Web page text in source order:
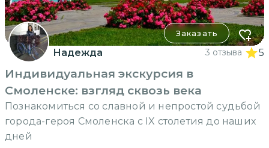
Заказать
Надежда 3 отзыва 5
Индивидуальная экскурсия в
Смоленске: взгляд сквозь века
Познакомиться со славной и непростой судьбой
города-героя Смоленска с IX столетия до наших
дней